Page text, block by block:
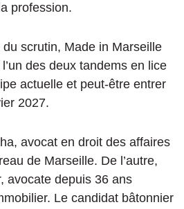
profession.
scrutin, Made in Marseille
des deux tandems en lice
actuelle et peut-être entrer
2027.
avocat en droit des affaires
de Marseille. De l’autre,
avocate depuis 36 ans
Le candidat bâtonnier